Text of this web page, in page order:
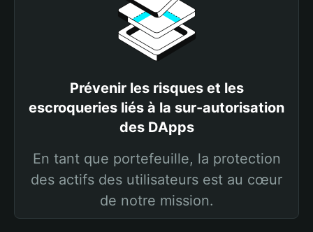
Prévenir les risques et les
escroqueries liés à la sur-autorisation
des DApps
En tant que portefeuille, la protection
des actifs des utilisateurs est au cœur
de notre mission.